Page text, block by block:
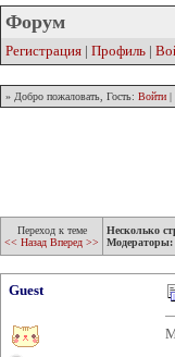
Форум
Регистрация | Профиль |
» Добро пожаловать, Гость: Войти |
Переход к теме
<< Назад Вперед >>
Несколько
Модераторы:
Guest